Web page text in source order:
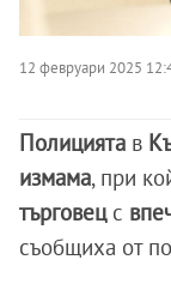
12 февруари 2025
Полицията в
измама, при
търговец с
съобщиха от